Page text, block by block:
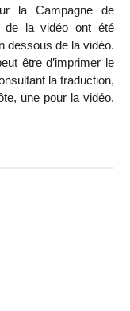
la Campagne de
de la vidéo ont été
dessous de la vidéo.
être d’imprimer le
la traduction,
une pour la vidéo,